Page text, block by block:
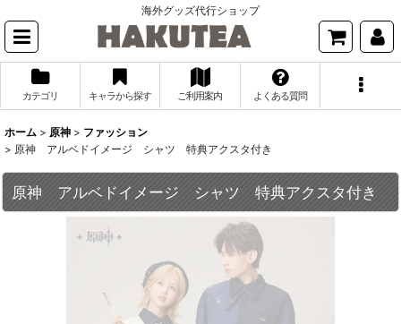
海外グッズ代行ショップ
カテゴリ キャラから探す ご利用案内 よくある質問
ホーム > 原神 > ファッション
> 原神 アルベドイメージ シャツ 特典アクスタ付き
原神 アルベドイメージ シャツ 特典アクスタ付き